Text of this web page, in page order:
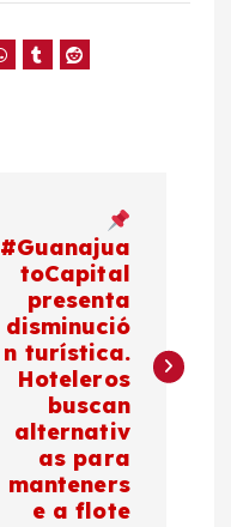
#Guanajua
toCapital
presenta
disminució
n turística.
Hoteleros
buscan
alternativ
as para
manteners
e a flote